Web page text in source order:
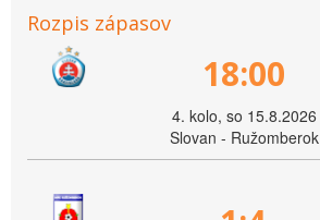
Rozpis zápasov
18:00
4. kolo, so 15.8.2026
Slovan - Ružomberok